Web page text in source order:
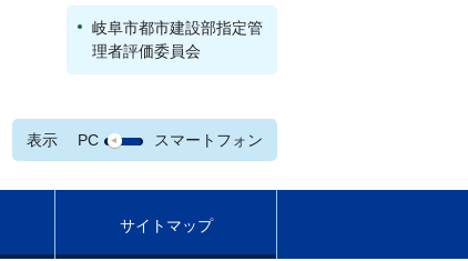
岐阜市都市建設部指定管
理者評価委員会
表示 PC スマートフォン
サイトマップ